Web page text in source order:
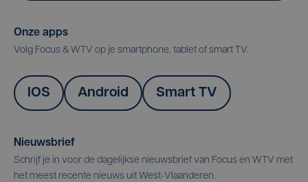
Onze apps
Volg Focus & WTV op je smartphone, tablet of smart TV.
IOS Android Smart TV
Nieuwsbrief
Schrijf je in voor de dagelijkse nieuwsbrief van Focus en WTV met
het meest recente nieuws uit West-Vlaanderen.